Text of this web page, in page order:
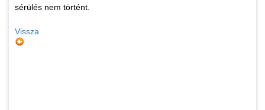
sérülés nem történt.
Vissza